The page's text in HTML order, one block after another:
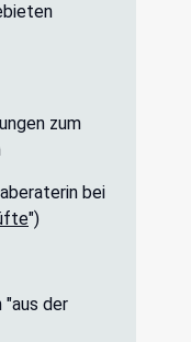
zum
bei
")
"aus der